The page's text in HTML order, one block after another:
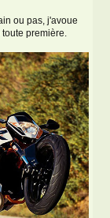
ou pas, j'avoue
première.